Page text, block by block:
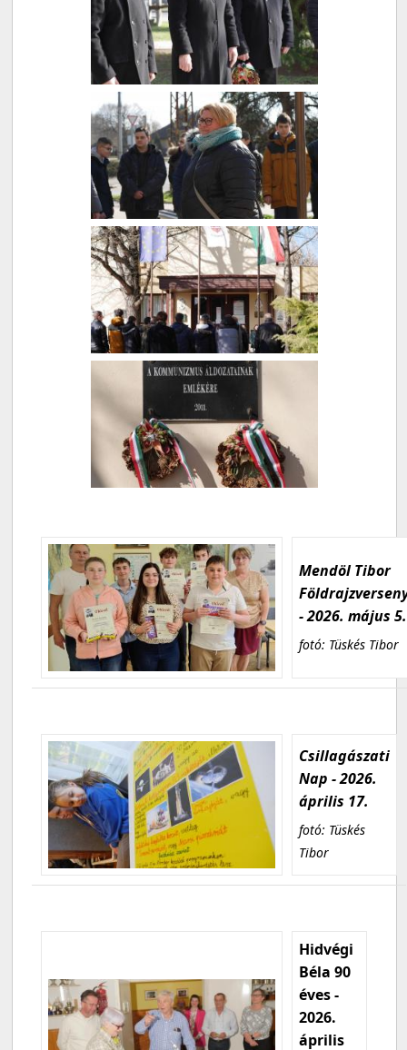
Mendöl Tibor
- 2026. május 5.
fotó: Tüskés Tibor
Csillagászati
Nap - 2026.
április 17.
fotó: Tüskés
Tibor
Hidvégi
Béla 90
éves -
2026.
április